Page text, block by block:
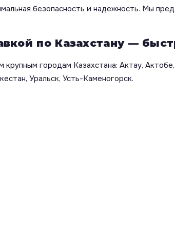
безопасность и надежность. Мы
по Казахстану —
крупным городам Казахстана: Актау,
Уральск, Усть-Каменогорск.